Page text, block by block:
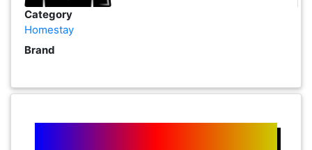
Category
Homestay
Brand
SERVIS(17)
HARTA